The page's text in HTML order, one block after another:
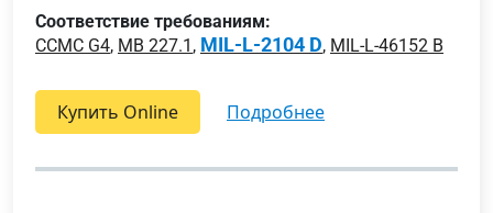
Соответствие требованиям:
CCMC G4, MB 227.1 , MIL-L-2104 D, MIL-L-46152 B
Купить Online подробнее